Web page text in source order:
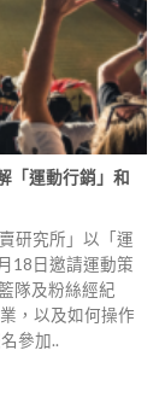
「運動行銷」和
研究所」以「運
18日邀請運動策
隊及粉絲經紀
，以及如何操作
參加..